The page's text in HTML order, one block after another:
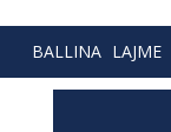
BALLINA LAJME